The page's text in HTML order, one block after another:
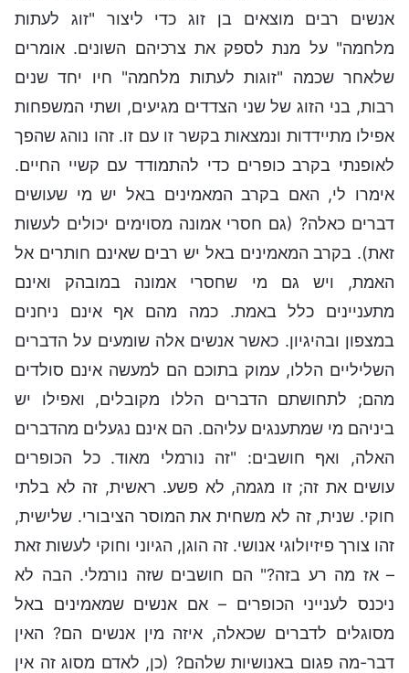
אנשים רבים מוצאים בן זוג כדי ליצור "זוג לעתות
מלחמה" על מנת לספק את צרכיהם השונים. אומרים
שלאחר שכמה "זוגות לעתות מלחמה" חיו יחד שנים
רבות, בני הזוג של שני הצדדים מגיעים, ושתי המשפחות
אפילו מתיידדות ונמצאות בקשר זו עם זו. זהו נוהג שהפך
לאופנתי בקרב כופרים כדי להתמודד עם קשיי החיים.
אימרו לי, האם בקרב המאמינים באל יש מי שעושים
דברים כאלה? (גם חסרי אמונה מסוימים יכולים לעשות
זאת). בקרב המאמינים באל יש רבים שאינם חותרים אל
האמת, ויש גם מי שחסרי אמונה במובהק ואינם
מתעניינים כלל באמת. כמה מהם אף אינם ניחנים
במצפון ובהיגיון. כאשר אנשים אלה שומעים על הדברים
השליליים הללו, עמוק בתוכם הם למעשה אינם סולדים
מהם; לתחושתם הדברים הללו מקובלים, ואפילו יש
ביניהם מי שמתענגים עליהם. הם אינם נגעלים מהדברים
האלה, ואף חושבים: "זה נורמלי מאוד. כל הכופרים
עושים את זה; זו מגמה, לא פשע. ראשית, זה לא בלתי
חוקי. שנית, זה לא משחית את המוסר הציבורי. שלישית,
זהו צורך פיזיולוגי אנושי. זה הוגן, הגיוני וחוקי לעשות זאת
– אז מה רע בזה?" הם חושבים שזה נורמלי. הבה לא
ניכנס לענייני הכופרים – אם אנשים שמאמינים באל
מסוגלים לדברים שכאלה, איזה מין אנשים הם? האין
דבר-מה פגום באנושיות שלהם? (כן, לאדם מסוג זה אין